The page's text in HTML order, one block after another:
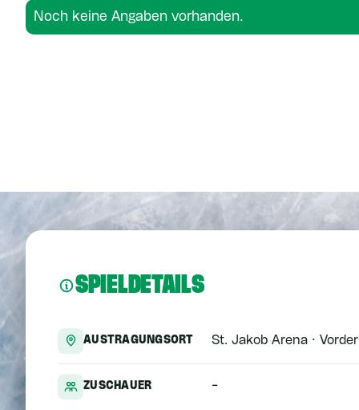
Noch keine Angaben vorhanden.
SPIELDETAILS
AUSTRAGUNGSORT St. Jakob Arena ·
ZUSCHAUER -